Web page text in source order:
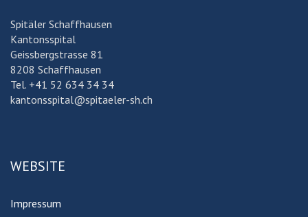
Spitäler Schaffhausen
Kantonsspital
Geissbergstrasse 81
8208 Schaffhausen
Tel. +41 52 634 34 34
kantonsspital@spitaeler-sh.ch
WEBSITE
Impressum